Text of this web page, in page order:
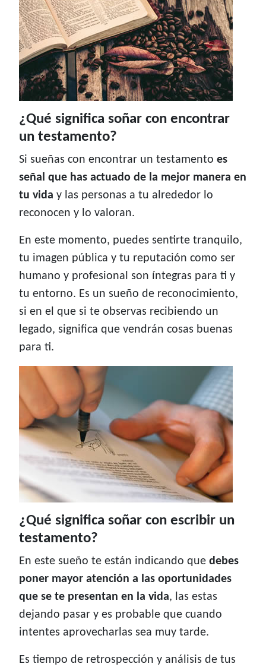
¿Qué significa soñar con encontrar
un testamento?
Si sueñas con encontrar un testamento es
señal que has actuado de la mejor manera en
tu vida y las personas a tu alrededor lo
reconocen y lo valoran.
En este momento, puedes sentirte tranquilo,
tu imagen pública y tu reputación como ser
humano y profesional son íntegras para ti y
tu entorno. Es un sueño de reconocimiento,
si en el que si te observas recibiendo un
legado, significa que vendrán cosas buenas
para ti.
¿Qué significa soñar con escribir un
testamento?
En este sueño te están indicando que debes
poner mayor atención a las oportunidades
que se te presentan en la vida, las estas
dejando pasar y es probable que cuando
intentes aprovecharlas sea muy tarde.
Es tiempo de retrospección y análisis de tus